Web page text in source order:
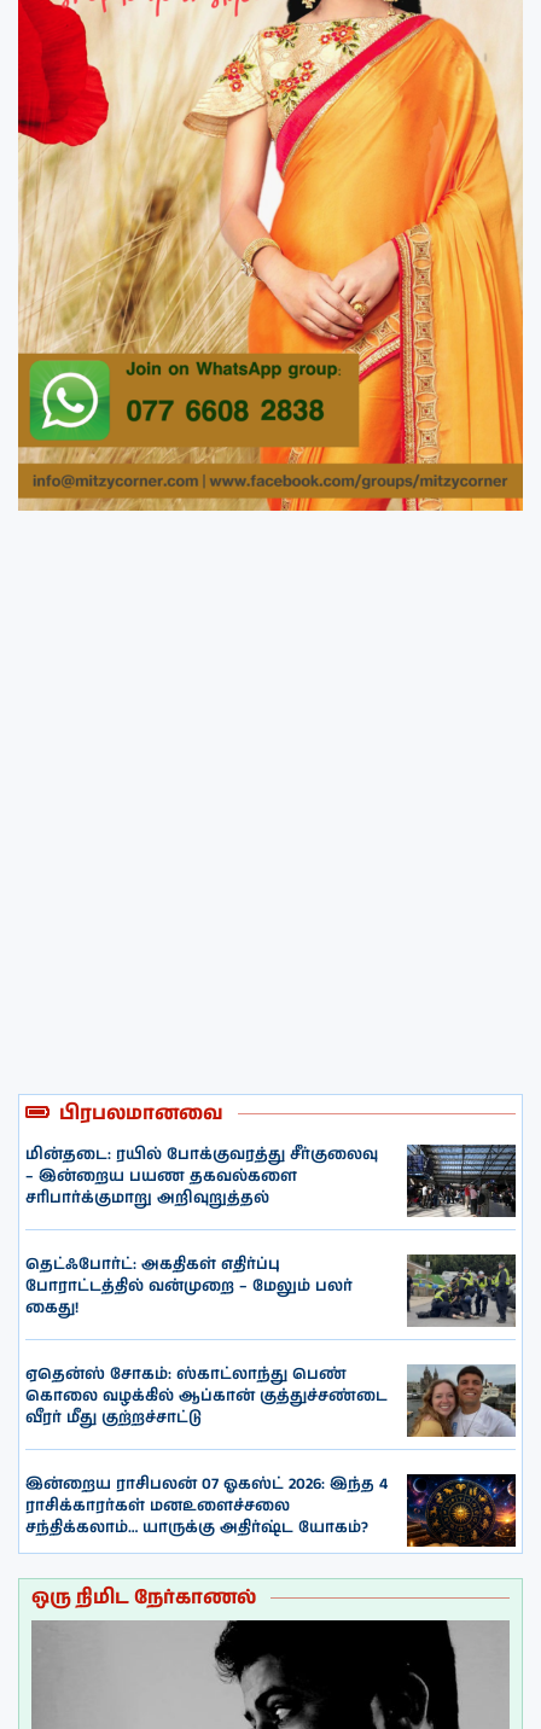
பிரபலமானவை
மின்தடை: ரயில் போக்குவரத்து சீர்குலைவு
– இன்றைய பயண தகவல்களை
சரிபார்க்குமாறு அறிவுறுத்தல்
தெட்ஃபோர்ட்: அகதிகள் எதிர்ப்பு
போராட்டத்தில் வன்முறை – மேலும் பலர்
கைது!
ஏதென்ஸ் சோகம்: ஸ்காட்லாந்து பெண்
கொலை வழக்கில் ஆப்கான் குத்துச்சண்டை
வீரர் மீது குற்றச்சாட்டு
இன்றைய ராசிபலன் 07 ஓகஸ்ட் 2026: இந்த 4
ராசிக்காரர்கள் மனஉளைச்சலை
சந்திக்கலாம்… யாருக்கு அதிர்ஷ்ட யோகம்?
ஒரு நிமிட நேர்காணல்